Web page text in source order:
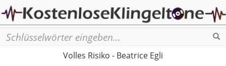
Volles Risiko - Beatrice Egli